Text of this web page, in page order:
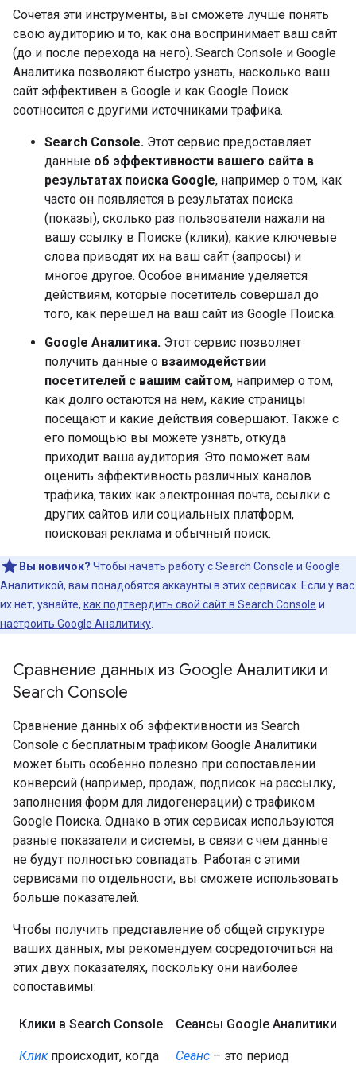
Сочетая эти инструменты, вы сможете лучше понять
свою аудиторию и то, как она воспринимает ваш сайт
(до и после перехода на него). Search Console и Google
Аналитика позволяют быстро узнать, насколько ваш
сайт эффективен в Google и как Google Поиск
соотносится с другими источниками трафика.
Search Console. Этот сервис предоставляет
данные об эффективности вашего сайта в
результатах поиска Google, например о том, как
часто он появляется в результатах поиска
(показы), сколько раз пользователи нажали на
вашу ссылку в Поиске (клики), какие ключевые
слова приводят их на ваш сайт (запросы) и
многое другое. Особое внимание уделяется
действиям, которые посетитель совершал до
того, как перешел на ваш сайт из Google Поиска.
Google Аналитика. Этот сервис позволяет
получить данные о взаимодействии
посетителей с вашим сайтом, например о том,
как долго остаются на нем, какие страницы
посещают и какие действия совершают. Также с
его помощью вы можете узнать, откуда
приходит ваша аудитория. Это поможет вам
оценить эффективность различных каналов
трафика, таких как электронная почта, ссылки с
других сайтов или социальных платформ,
поисковая реклама и обычный поиск.
Вы новичок? Чтобы начать работу с Search Console и Google
Аналитикой, вам понадобятся аккаунты в этих сервисах. Если у вас
их нет, узнайте, как подтвердить свой сайт в Search Console и
настроить Google Аналитику
Сравнение данных из Google Аналитики и
Search Console
Сравнение данных об эффективности из Search
Console с бесплатным трафиком Google Аналитики
может быть особенно полезно при сопоставлении
конверсий (например, продаж, подписок на рассылку,
заполнения форм для лидогенерации) с трафиком
Google Поиска. Однако в этих сервисах используются
разные показатели и системы, в связи с чем данные
не будут полностью совпадать. Работая с этими
сервисами по отдельности, вы сможете использовать
больше показателей.
Чтобы получить представление об общей структуре
ваших данных, мы рекомендуем сосредоточиться на
этих двух показателях, поскольку они наиболее
сопоставимы:
Клики в Search Console
Кликпроисходит, когда
Сеансы Google Аналитики
Сеанс – это период